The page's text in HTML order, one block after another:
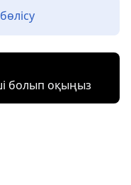
болып оқыңыз